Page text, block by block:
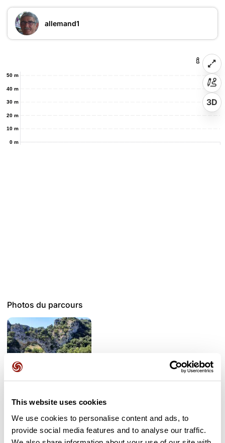
This website uses cookies
We use cookies to personalise content and ads, to
provide social media features and to analyse our traffic.
allemand1
0 m
10 m
20 m
30 m
40 m
50 m
3D
Photos du parcours
Avis des utilisateurs